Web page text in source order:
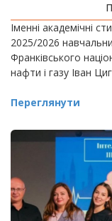
Іменні академічні
2025/2026
Франківського
нафти і газу Іван
Переглянути